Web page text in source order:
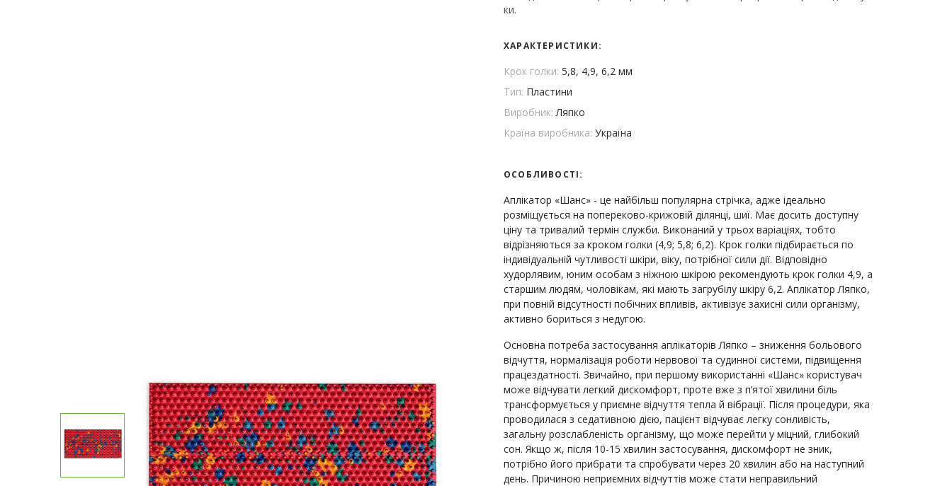
ки.
ХАРАКТЕРИСТИКИ:
Крок голки: 5,8, 4,9, 6,2 мм
Тип: Пластини
Виробник:Ляпко
Країна виробника: Україна
ОСОБЛИВОСТІ:
Аплікатор «Шанс» - це найбільш популярна стрічка, адже ідеально
розміщується на попереково-крижовій ділянці, шиї. Має досить доступну
ціну та тривалий термін служби. Виконаний у трьох варіаціях, тобто
відрізняються за кроком голки (4,9; 5,8; 6,2). Крок голки підбирається по
індивідуальній чутливості шкіри, віку, потрібної сили дії. Відповідно
худорлявим, юним особам з ніжною шкірою рекомендують крок голки 4,9, а
старшим людям, чоловікам, які мають загрубілу шкіру 6,2. Аплікатор Ляпко,
при повній відсутності побічних впливів, активізує захисні сили організму,
активно бориться з недугою.
Основна потреба застосування аплікаторів Ляпко – зниження больового
відчуття, нормалізація роботи нервової та судинної системи, підвищення
працездатності. Звичайно, при першому використанні «Шанс» користувач
може відчувати легкий дискомфорт, проте вже з п’ятої хвилини біль
трансформується у приємне відчуття тепла й вібрації. Після процедури, яка
проводилася з седативною дією, пацієнт відчуває легку сонливість,
загальну розслабленість організму, що може перейти у міцний, глибокий
сон. Якщо ж, після 10-15 хвилин застосування, дискомфорт не зник,
потрібно його прибрати та спробувати через 20 хвилин або на наступний
день. Причиною неприємних відчуттів може стати неправильний